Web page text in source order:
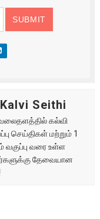
Seithi
கல்வி
செய்திகள் மற்றும் 1
வகுப்பு வரை உள்ள
தேவையான